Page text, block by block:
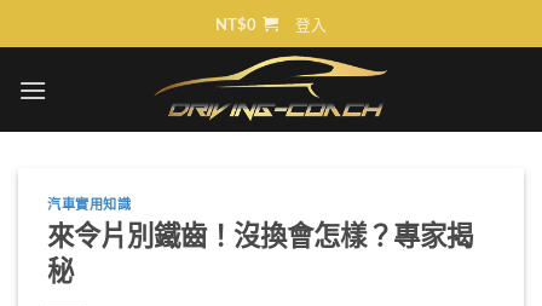
to
NT$0 登入
汽車實用知識
來令片別鐵齒！沒換會怎樣？專家揭
秘